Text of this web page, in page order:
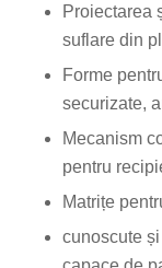
Proiectarea
suflare din
Forme
securizate,
Mecanism
pentru
Matrițe
cunoscute